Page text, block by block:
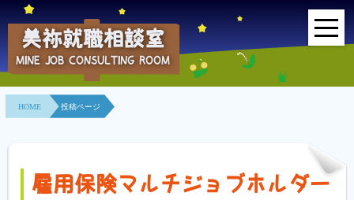
HOME
事業所紹介
相談室とは？
美祢就職相談室
MINE JOB CONSULTING ROOM
HOME 投稿ページ
雇用保険マルチジョブホルダー